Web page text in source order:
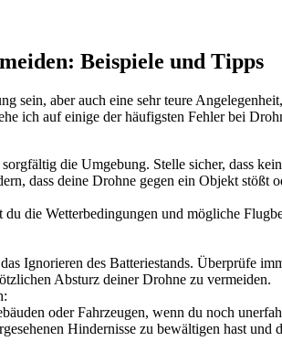
Beispiele und Tipps
sein, aber auch eine sehr teure
ich auf einige der häufigsten Fehler bei
die Umgebung. Stelle sicher, dass
dass deine Drohne gegen ein Objekt stößt
die Wetterbedingungen und mögliche
Ignorieren des Batteriestands. Überprüfe
Absturz deiner Drohne zu vermeiden.
oder Fahrzeugen, wenn du noch
Hindernisse zu bewältigen hast und